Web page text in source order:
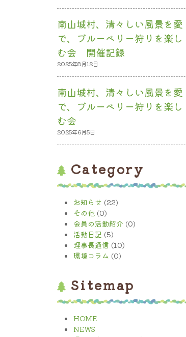
南山城村、清々しい風景を愛
で、ブルーベリー狩りを楽し
む会 開催記録
2025年8月12日
南山城村、清々しい風景を愛
で、ブルーベリー狩りを楽し
む会
2025年6月5日
Category
お知らせ (22)
その他 (0)
会員の活動紹介 (0)
活動日記 (5)
理事長通信 (10)
環境コラム (0)
Sitemap
HOME
NEWS